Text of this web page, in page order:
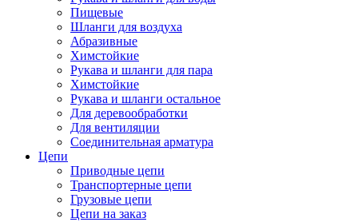
Пищевые
Шланги для воздуха
Абразивные
Химстойкие
Рукава и шланги для пара
Химстойкие
Рукава и шланги остальное
Для деревообработки
Для вентиляции
Соединительная арматура
Цепи
Приводные цепи
Транспортерные цепи
Грузовые цепи
Цепи на заказ